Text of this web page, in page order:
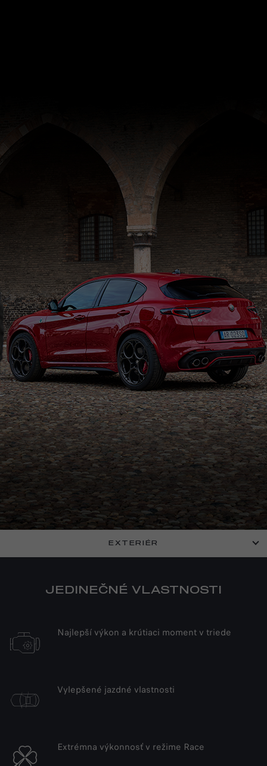
EXTERIÉR
JEDINEČNÉ VLASTNOSTI
Najlepší výkon a krútiaci moment v triede
Vylepšené jazdné vlastnosti
Extrémna výkonnosť v režime Race